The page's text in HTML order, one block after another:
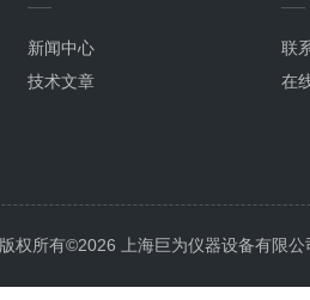
新闻中心
技术文章
联
在
版权所有©2026 上海巨为仪器设备有限